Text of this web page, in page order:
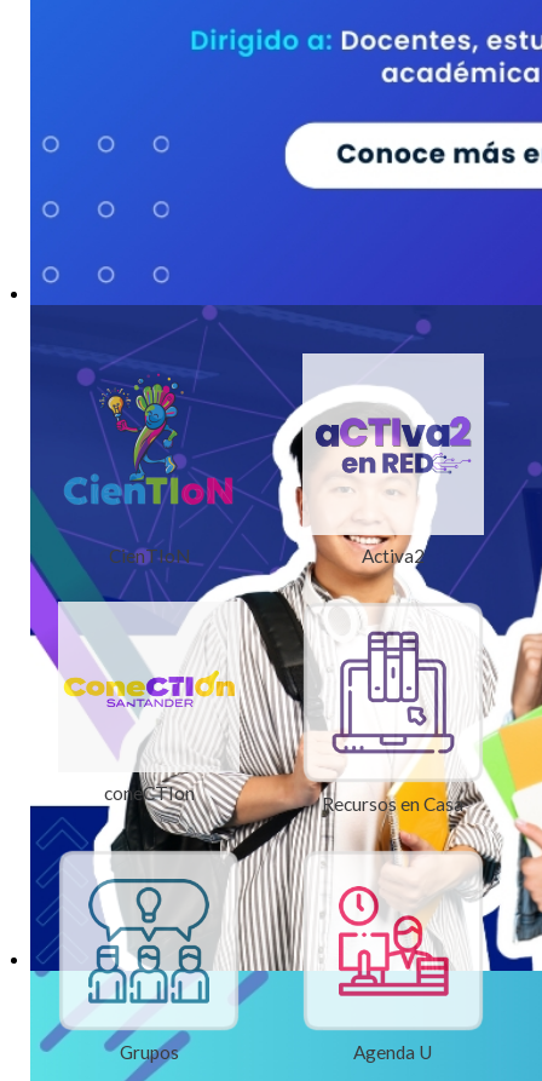
CienTIoN Activa2
coneCTIon Recursos en Casa
Grupos Agenda U